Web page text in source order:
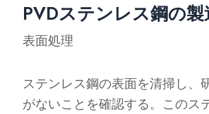
PVDステンレス鋼の
表面処理
ステンレス鋼の表面を清掃し、
がないことを確認する。このス